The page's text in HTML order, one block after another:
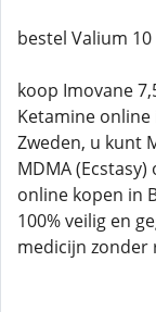
bestel Valium
koop Imovane
Ketamine online
Zweden, u kunt
MDMA
online kopen in
100% veilig en
medicijn zonder